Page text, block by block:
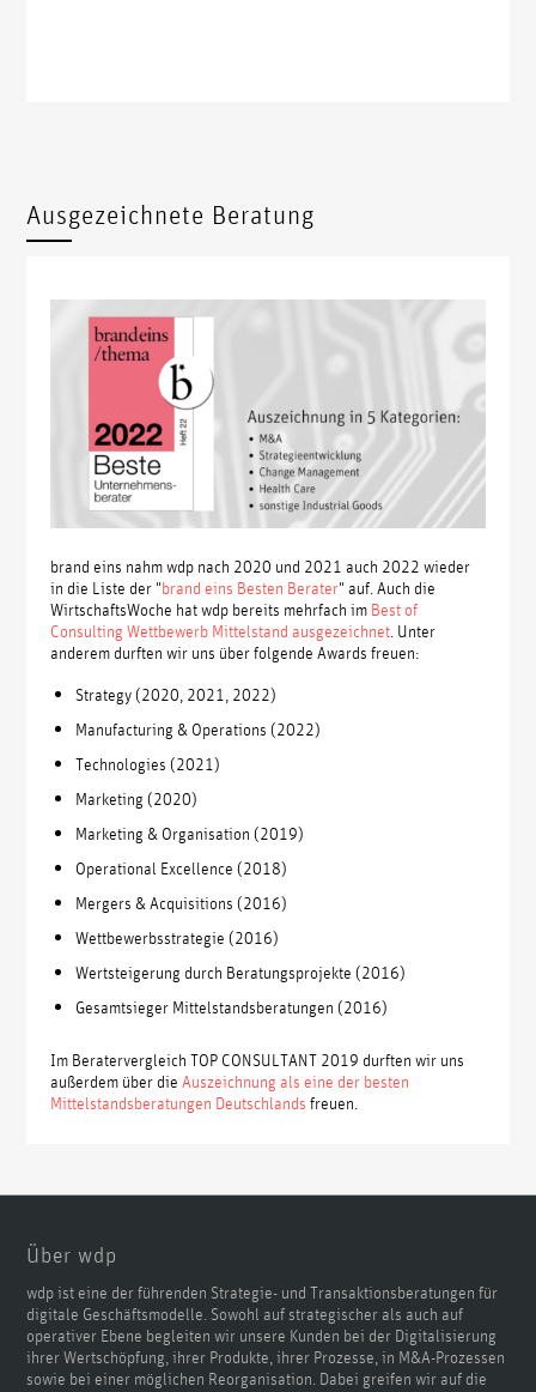
Ausgezeichnete Beratung
brand eins nahm wdp nach 2020 und 2021 auch 2022 wieder
in die Liste der "brand eins Besten Berater" auf. Auch die
WirtschaftsWoche hat wdp bereits mehrfach im Best of
Consulting Wettbewerb Mittelstand ausgezeichnet . Unter
anderem durften wir uns über folgende Awards freuen:
Strategy (2020, 2021, 2022)
Manufacturing & Operations (2022)
Technologies (2021)
Marketing (2020)
Marketing & Organisation (2019)
Operational Excellence (2018)
Mergers & Acquisitions (2016)
Wettbewerbsstrategie (2016)
Wertsteigerung durch Beratungsprojekte (2016)
Gesamtsieger Mittelstandsberatungen (2016)
Im Beratervergleich TOP CONSULTANT 2019 durften wir uns
außerdem über dieAuszeichnung als eine der besten
Mittelstandsberatungen Deutschlands freuen.
Über wdp
wdp ist eine der führenden Strategie- und Transaktionsberatungen für
digitale Geschäftsmodelle. Sowohl auf strategischer als auch auf
operativer Ebene begleiten wir unsere Kunden bei der Digitalisierung
ihrer Wertschöpfung, ihrer Produkte, ihrer Prozesse, in M&A-Prozessen
sowie bei einer möglichen Reorganisation. Dabei greifen wir auf die